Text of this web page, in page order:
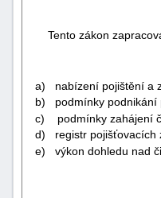
Tento zákon
a) nabízení pojištění a
b) podmínky podnikání
c) podmínky zahájení
d) registr pojišťovacích
e) výkon dohledu nad